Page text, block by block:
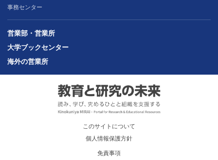
事務センター
営業部・営業所
大学ブックセンター
海外の営業所
このサイトについて
個人情報保護方針
免責事項